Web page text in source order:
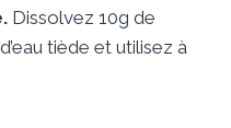
Dissolvez 10g de
tiède et utilisez à